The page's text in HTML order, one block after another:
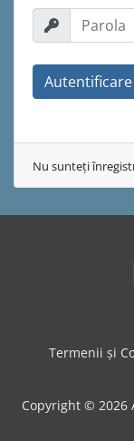
Autentificare
Nu sunteți
Termenii și
Copyright © 2026